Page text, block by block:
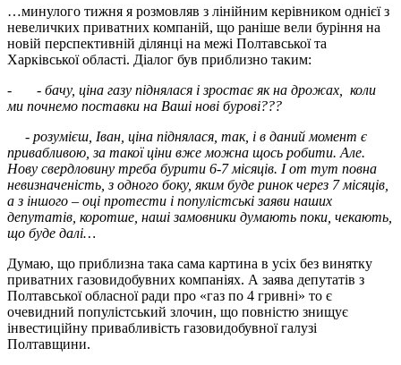
…минулого тижня я розмовляв з лінійним керівником однієї з
невеличких приватних компаній, що раніше вели буріння на
новій перспективній ділянці на межі Полтавської та
Харківської області. Діалог був приблизно таким:
- - бачу, ціна газу піднялася і зростає як на дрожах, коли
ми почнемо поставки на Ваші нові бурові???
- розумієш, Іван, ціна піднялася, так, і в даний момент є
привабливою, за такої ціни вже можна щось робити. Але.
Нову свердловину треба бурити 6-7 місяців. І от тут повна
невизначеність, з одного боку, яким буде ринок через 7 місяців,
а з іншого – оці протести і популістські заяви наших
депутатів, коротше, наші замовники думають поки, чекають,
що буде далі…
Думаю, що приблизна така сама картина в усіх без винятку
приватних газовидобувних компаніях. А заява депутатів з
Полтавської обласної ради про «газ по 4 гривні» то є
очевидний популістський злочин, що повністю знищує
інвестиційну привабливість газовидобувної галузі
Полтавщини.